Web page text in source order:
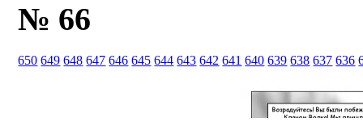
№ 66
650 649 648 647 646 645 644 643 642 641 640 639 638 637 636